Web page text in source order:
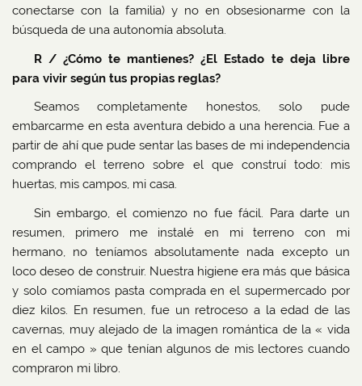
conectarse con la familia) y no en obsesionarme con la
búsqueda de una autonomía absoluta.
R / ¿Cómo te mantienes? ¿El Estado te deja libre
para vivir según tus propias reglas?
Seamos completamente honestos, solo pude
embarcarme en esta aventura debido a una herencia. Fue a
partir de ahí que pude sentar las bases de mi independencia
comprando el terreno sobre el que construí todo: mis
huertas, mis campos, mi casa.
Sin embargo, el comienzo no fue fácil. Para darte un
resumen, primero me instalé en mi terreno con mi
hermano, no teníamos absolutamente nada excepto un
loco deseo de construir. Nuestra higiene era más que básica
y solo comíamos pasta comprada en el supermercado por
diez kilos. En resumen, fue un retroceso a la edad de las
cavernas, muy alejado de la imagen romántica de la « vida
en el campo » que tenían algunos de mis lectores cuando
compraron mi libro.